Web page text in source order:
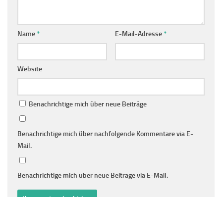
Name* E-Mail-Adresse*
Website
Benachrichtige mich über neue Beiträge
Benachrichtige mich über nachfolgende Kommentare via E-
Mail.
Benachrichtige mich über neue Beiträge via E-Mail.